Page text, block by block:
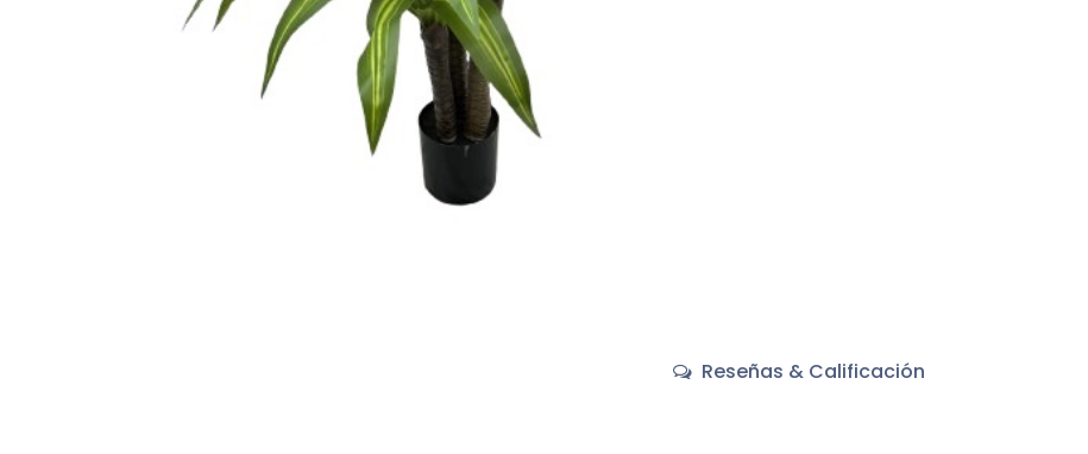
Reseñas & Calificación